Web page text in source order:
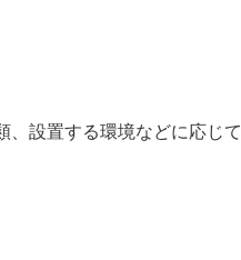
、設置する環境などに応じて